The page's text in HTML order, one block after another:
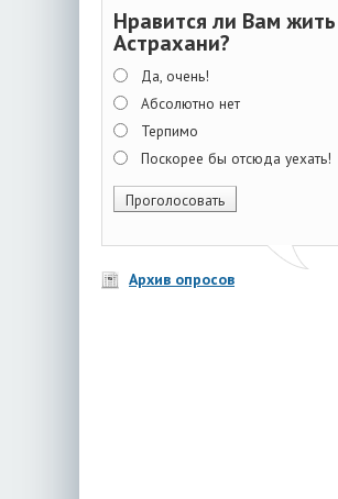
Нравится ли Вам
Астрахани?
Да, очень!
Абсолютно нет
Терпимо
Поскорее бы отсюда уехать!
Архив опросов